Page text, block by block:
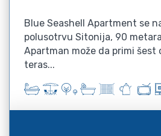
Blue Seashell Apartment se
polusotrvu Sitonija, 90
Apartman može da primi šest
teras...